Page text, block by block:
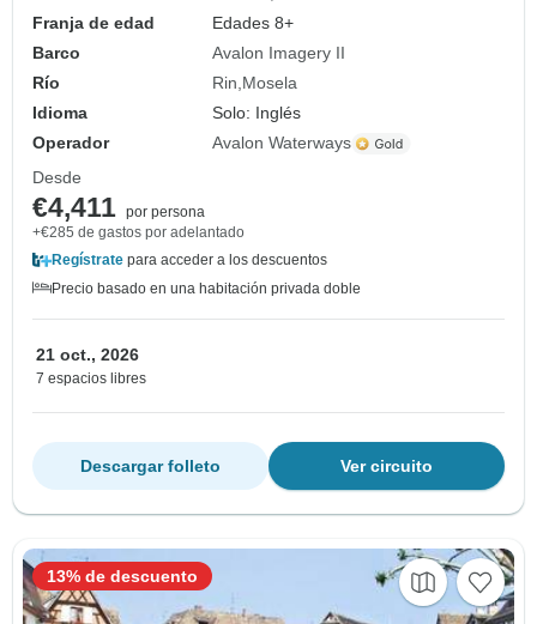
Franja de edad
Edades 8+
Barco
Avalon Imagery II
Río
Rin Mosela
Idioma
Solo: Inglés
Operador
Avalon Waterways
Desde
€4,411 por persona
+€285 de gastos por adelantado
Regístrate para acceder a los descuentos
Precio basado en una habitación privada doble
21 oct., 2026
7 espacios libres
Ver circuito
Descargar folleto
13% de descuento